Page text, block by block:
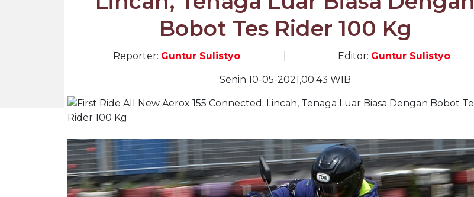
Bobot Tes Rider 100 Kg
Reporter: Guntur Sulistyo Editor: Guntur Sulistyo
Senin 10-05-2021,00:43 WIB